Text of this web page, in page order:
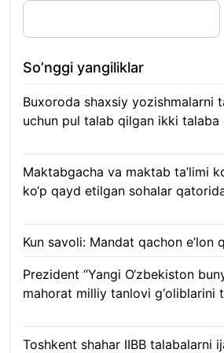
So’nggi yangiliklar
Buxoroda shaxsiy yozishmalarni
uchun pul talab qilgan ikki talaba
Maktabgacha va maktab ta’limi
ko‘p qayd etilgan sohalar
Kun savoli: Mandat qachon e’lon
Prezident “Yangi O‘zbekiston
mahorat milliy tanlovi g‘oliblarini
Toshkent shahar IIBB talabalarni